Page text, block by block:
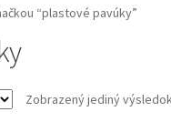
“plastové pavúky”
Zobrazený jediný